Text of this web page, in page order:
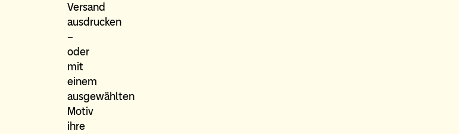
Versand
ausdrucken
–
oder
mit
einem
ausgewählten
Motiv
ihre